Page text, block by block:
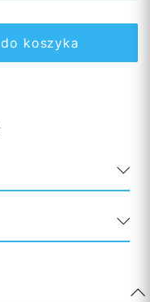
koszyka